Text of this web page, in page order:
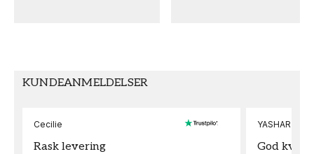
KUNDEANMELDELSER
Cecilie
Rask levering
YASHAR
God